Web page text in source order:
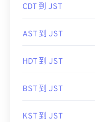
CDT 到 JST
AST 到 JST
HDT 到 JST
BST 到 JST
KST 到 JST